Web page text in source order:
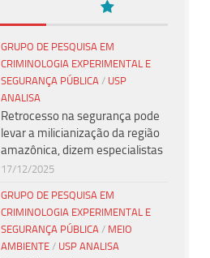
GRUPO DE PESQUISA EM
CRIMINOLOGIA EXPERIMENTAL E
SEGURANÇA PÚBLICA / USP
ANALISA
Retrocesso na segurança pode
levar a milicianização da região
amazônica, dizem especialistas
17/12/2025
GRUPO DE PESQUISA EM
CRIMINOLOGIA EXPERIMENTAL E
SEGURANÇA PÚBLICA / MEIO
AMBIENTE / USP ANALISA